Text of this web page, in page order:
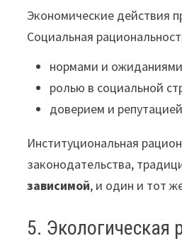
Экономические действия
Социальная
нормами и
ролью в социальной
доверием и
Институциональная
законодательства,
зависимой, и один и тот
5. Экологическая